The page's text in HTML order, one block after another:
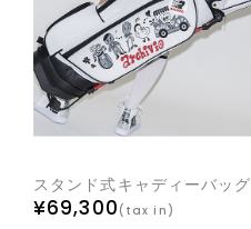
スタンド式キャディーバッグ
¥69,300 (tax in)